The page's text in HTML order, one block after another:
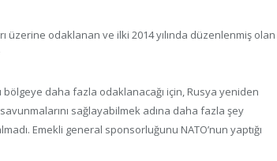
üzerine odaklanan ve ilki 2014 yılında düzenlenmiş olan
bölgeye daha fazla odaklanacağı için, Rusya yeniden
sağlayabilmek adına daha fazla şey
Emekli general sponsorluğunu NATO’nun yaptığı